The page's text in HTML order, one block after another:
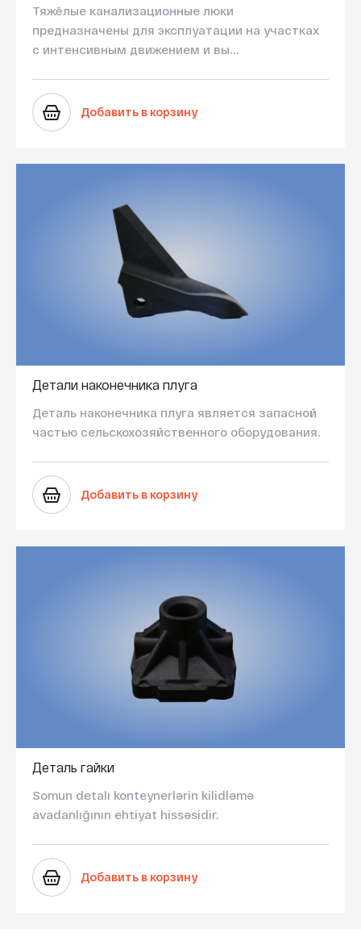
Тяжёлые канализационные люки
предназначены для эксплуатации на участках
с интенсивным движением и вы...
Добавить в корзину
Детали наконечника плуга
Деталь наконечника плуга является запасной
частью сельскохозяйственного оборудования.
Добавить в корзину
Деталь гайки
Somun detalı konteynerlərin kilidləmə
avadanlığının ehtiyat hissəsidir.
Добавить в корзину